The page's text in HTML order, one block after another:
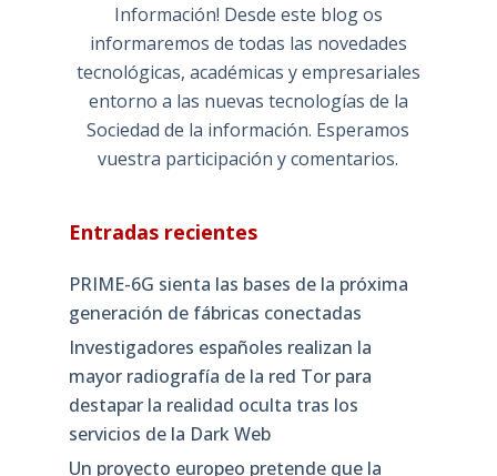
Información! Desde este blog os
informaremos de todas las novedades
tecnológicas, académicas y empresariales
entorno a las nuevas tecnologías de la
Sociedad de la información. Esperamos
vuestra participación y comentarios.
Entradas recientes
PRIME-6G sienta las bases de la próxima
generación de fábricas conectadas
Investigadores españoles realizan la
mayor radiografía de la red Tor para
destapar la realidad oculta tras los
servicios de la Dark Web
Un proyecto europeo pretende que la